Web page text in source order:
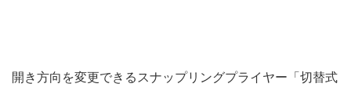
開き方向を変更できるスナップリングプライヤー「切替式